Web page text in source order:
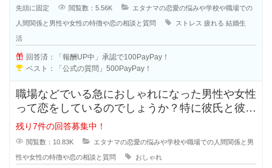
先頭に固定 閲覧数：5.56K エタナマの恋愛の悩みや学校や職場での
人間関係と男性や女性の特徴や恋の相談と質問 ストレス 疲れる 結婚生
活
回答済：「報酬UP中」承認で100PayPay！
ベスト：「公式の質問」500PayPay！
職場などでいる急におしゃれになった男性や女性
って恋をしているのでしょうか？特に彼氏と彼女
で付き合っている状態だと浮気など
残り7件の回答募集中！
閲覧数：10.83K エタナマの恋愛の悩みや学校や職場での人間関係と男
性や女性の特徴や恋の相談と質問 おしゃれ